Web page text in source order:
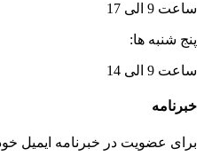
ساعت 9 الی 17
پنج شنبه ها:
ساعت 9 الی 14
خبرنامه
برای عضویت در خبرنامه ایمیل خود